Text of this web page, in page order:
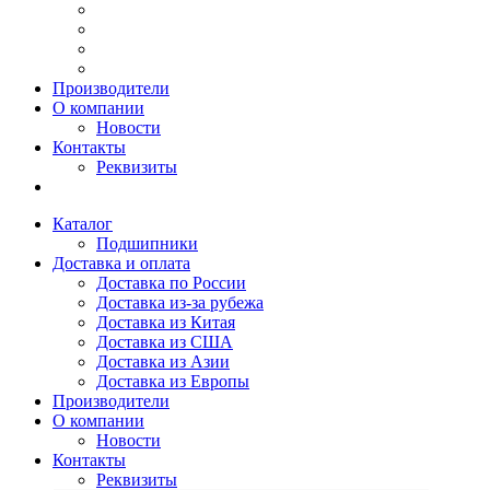
Производители
О компании
Новости
Контакты
Реквизиты
Каталог
Подшипники
Доставка и оплата
Доставка по России
Доставка из-за рубежа
Доставка из Китая
Доставка из США
Доставка из Азии
Доставка из Европы
Производители
О компании
Новости
Контакты
Реквизиты